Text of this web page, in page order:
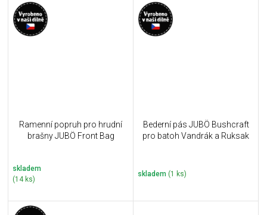
Ramenní popruh pro hrudní
brašny JUBÖ Front Bag
skladem
(14 ks)
Bederní pás JUBÖ Bushcraft
pro batoh Vandrák a Ruksak
skladem (1 ks)